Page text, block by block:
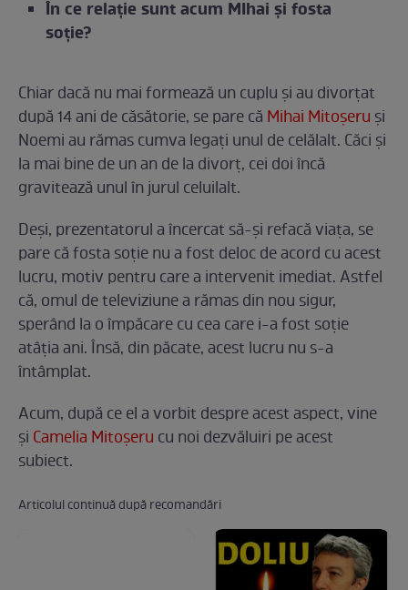
În ce relație sunt acum MIhai și fosta
soție?
Chiar dacă nu mai formează un cuplu și au divorțat
după 14 ani de căsătorie, se pare că Mihai Mitoșeru și
Noemi au rămas cumva legați unul de celălalt. Căci și
la mai bine de un an de la divorț, cei doi încă
gravitează unul în jurul celuilalt.
Deși, prezentatorul a încercat să-și refacă viața, se
pare că fosta soție nu a fost deloc de acord cu acest
lucru, motiv pentru care a intervenit imediat. Astfel
că, omul de televiziune a rămas din nou sigur,
sperând la o împăcare cu cea care i-a fost soție
atâția ani. Însă, din păcate, acest lucru nu s-a
întâmplat.
Acum, după ce el a vorbit despre acest aspect, vine
și Camelia Mitoșeru cu noi dezvăluiri pe acest
subiect.
Articolul continuă după recomandări